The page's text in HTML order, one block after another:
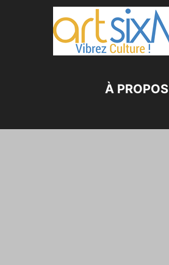
À PROPOS